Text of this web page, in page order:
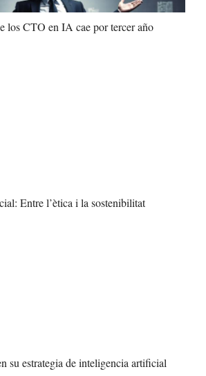
los CTO en IA cae por tercer año
Entre l’ètica i la sostenibilitat
su estrategia de inteligencia artificial